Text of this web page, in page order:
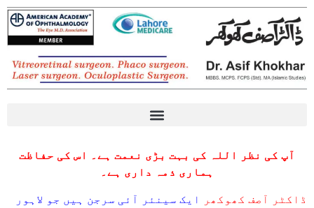
آپ کی نظر اللہ کی بہت بڑی نعمت ہے۔ اس کی حفاظت
ہماری ذمہ داری ہے۔
ڈاکٹر آصف کھوکھر
ایک سینئر آئی سرجن ہیں جو لاہور